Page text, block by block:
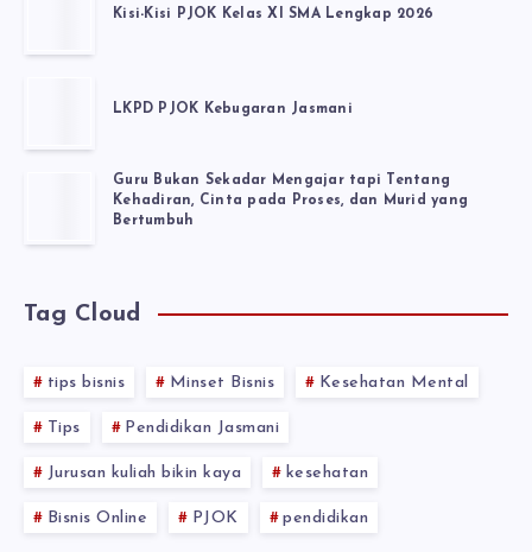
Kisi-Kisi PJOK Kelas XI SMA Lengkap 2026
LKPD PJOK Kebugaran Jasmani
Guru Bukan Sekadar Mengajar tapi Tentang
Kehadiran, Cinta pada Proses, dan Murid yang
Bertumbuh
Tag Cloud
tips bisnis Minset Bisnis Kesehatan Mental
Tips Pendidikan Jasmani
Jurusan kuliah bikin kaya kesehatan
Bisnis Online PJOK pendidikan